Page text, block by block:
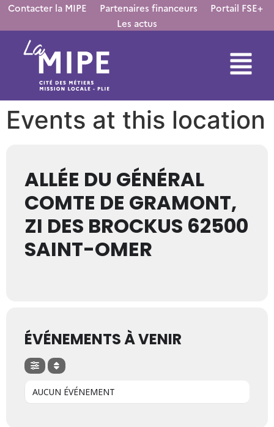
Contacter la MIPE Partenaires financeurs
Portail FSE+
Les actus
Events at this location
ALLÉE DU GÉNÉRAL
COMTE DE GRAMONT,
ZI DES BROCKUS 62500
SAINT-OMER
ÉVÉNEMENTS À VENIR
AUCUN ÉVÉNEMENT